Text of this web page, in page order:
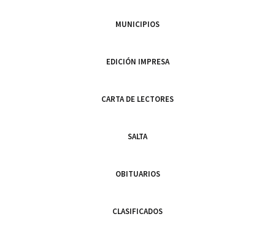
MUNICIPIOS
EDICIÓN IMPRESA
CARTA DE LECTORES
SALTA
OBITUARIOS
CLASIFICADOS